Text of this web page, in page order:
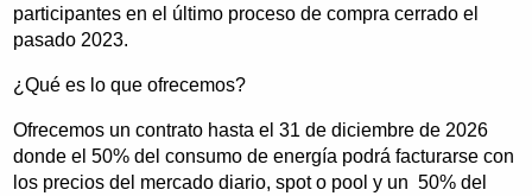
participantes en el último proceso de compra cerrado el
pasado 2023.
¿Qué es lo que ofrecemos?
Ofrecemos un contrato hasta el 31 de diciembre de 2026
donde el 50% del consumo de energía podrá facturarse con
los precios del mercado diario, spot o pool y un 50% del